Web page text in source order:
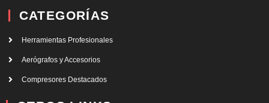
CATEGORÍAS
Herramientas Profesionales
Aerógrafos y Accesorios
Compresores Destacados